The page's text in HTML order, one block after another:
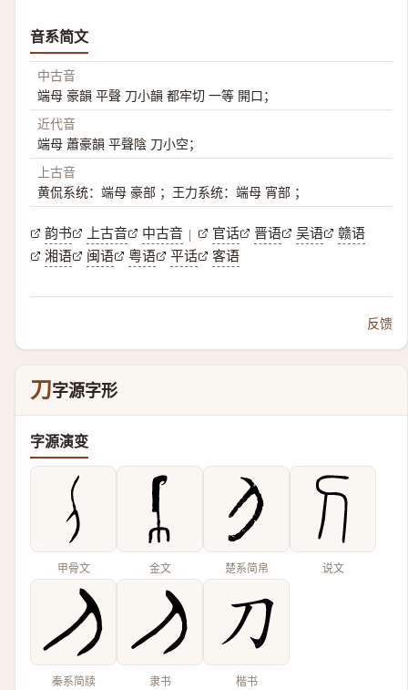
音系简文
中古音
端母 豪韻 平聲 刀小韻 都牢切 一等 開口；
近代音
端母 蕭豪韻 平聲陰 刀小空；
上古音
黄侃系统：端母 豪部 ；王力系统：端母 宵部 ；
韵书 上古音 中古音 | 官话 晋语 吴语
赣语
湘语
闽语 粤语 平话 客语
反馈
刀字源字形
字源演变
甲骨文 金文 楚系简帛 说文
秦系简牍 隶书 楷书